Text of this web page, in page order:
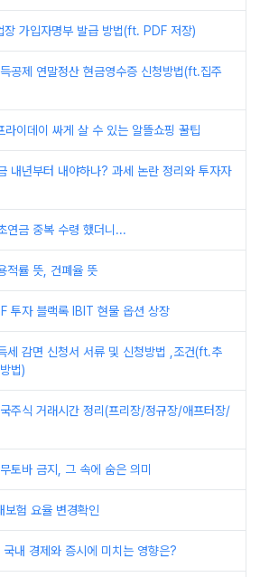
장 가입자명부 발급 방법(ft. PDF 저장)
공제 연말정산 현금영수증 신청방법(ft.집주
이데이 싸게 살 수 있는 알뜰쇼핑 꿀팁
내년부터 내야하나? 과세 논란 정리와 투자자
연금 중복 수령 했더니...
적률 뜻, 건폐율 뜻
투자 블랙록 IBIT 현물 옵션 상장
세 감면 신청서 서류 및 신청방법 ,조건(ft.추
법)
주식 거래시간 정리(프리장/정규장/애프터장/
토바 금지, 그 속에 숨은 의미
험 요율 변경확인
국내 경제와 증시에 미치는 영향은?